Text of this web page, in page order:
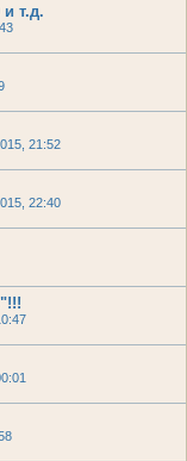
т.д.
21:52
22:40